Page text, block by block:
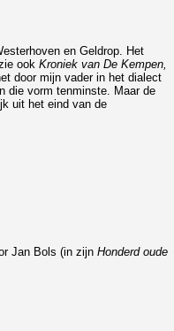
en Geldrop. Het
ook Kroniek van De Kempen,
door mijn vader in het dialect
die vorm tenminste. Maar de
uit het eind van de
Jan Bols (in zijn Honderd oude